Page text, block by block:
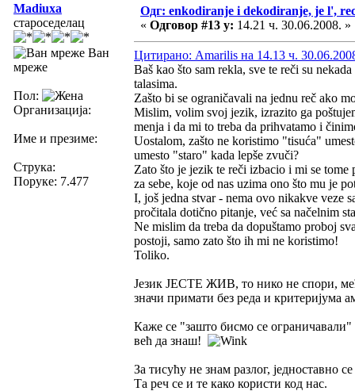
Madiuxa
староседелац
Ван
мреже
Пол:
Организација:
Име и презиме:
Струка:
Поруке: 7.477
Одг: enkodiranje i dekodiranje, je l',
« Одговор #13 у: 14.21 ч. 30.06.2008. »
Цитирано: Amarilis на 14.13 ч.
Baš kao što sam rekla, sve te reči su
talasima.
Zašto bi se ograničavali na jednu reč ako
Mislim, volim svoj jezik, izrazito ga
menja i da mi to treba da prihvatamo i
Uostalom, zašto ne koristimo "tisuća"
umesto "staro" kada lepše zvuči?
Zato što je jezik te reči izbacio i mi se
za sebe, koje od nas uzima ono što mu je
I, još jedna stvar - nema ovo nikakve veze
pročitala dotično pitanje, već sa načelnim
Ne mislim da treba da dopuštamo proboj
postoji, samo zato što ih mi ne koristimo!
Toliko.
Језик ЈЕСТЕ ЖИВ, то нико не спори,
значи примати без реда и критеријума
Каже се "зашто бисмо се
већ да знаш!
За тисућу не знам разлог, једноставно
Та реч се и те како користи код нас.